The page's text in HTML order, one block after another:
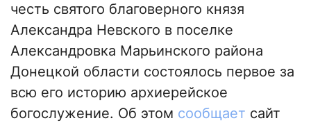
честь святого благоверного князя
Александра Невского в поселке
Александровка Марьинского района
Донецкой области состоялось первое за
всю его историю архиерейское
богослужение. Об этом сообщает сайт